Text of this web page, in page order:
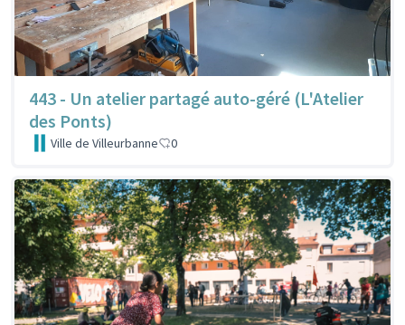
443 - Un atelier partagé auto-géré (L'Atelier
des Ponts)
Ville de Villeurbanne 0